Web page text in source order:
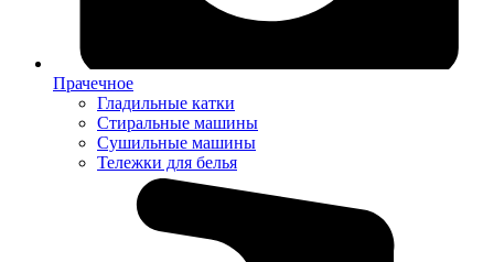
Прачечное
Гладильные катки
Стиральные машины
Сушильные машины
Тележки для белья